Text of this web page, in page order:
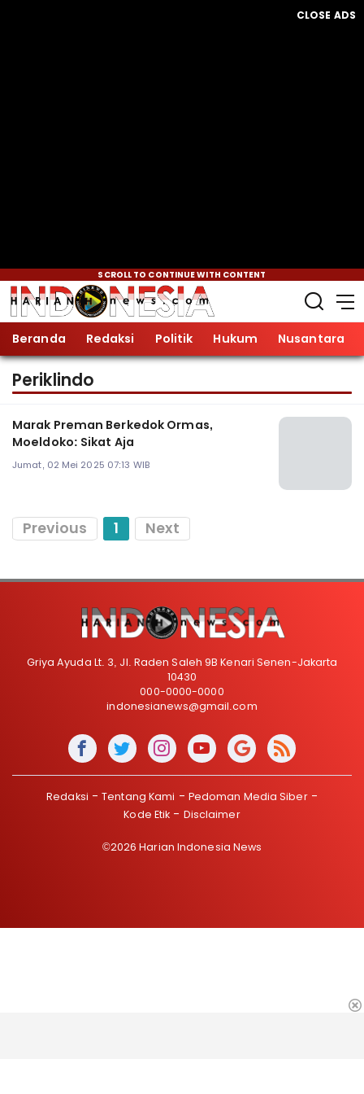
CLOSE ADS
SCROLL TO CONTINUE WITH CONTENT
Beranda Redaksi Politik Hukum Nusantara
Periklindo
Marak Preman Berkedok Ormas,
Moeldoko: Sikat Aja
Jumat, 02 Mei 2025 07:13 WIB
Previous 1 Next
Griya Ayuda Lt. 3, Jl. Raden Saleh 9B Kenari Senen-Jakarta
10430
000-0000-0000
indonesianews@gmail.com
Redaksi Tentang Kami
Pedoman Media Siber
Kode Etik
Disclaimer
©2026 Harian Indonesia News